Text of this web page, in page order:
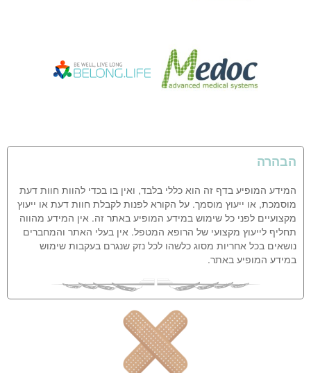
הבהרה
המידע המופיע בדף זה הוא כללי בלבד, ואין בו בכדי להוות חוות דעת
מוסמכת, או ייעוץ מוסמך. על הקורא לפנות לקבלת חוות דעת או ייעוץ
מקצועיים לפני כל שימוש במידע המופיע באתר זה. אין המידע מהווה
תחליף לייעוץ מקצועי של הרופא המטפל. אין בעלי האתר והמחברים
נושאים בכל אחריות מסוג כלשהו לכל נזק שנגרם בעקבות שימוש
במידע המופיע באתר.